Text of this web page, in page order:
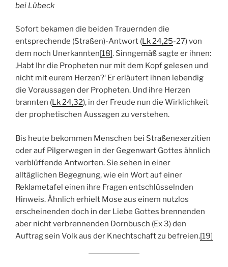
bei Lübeck
Sofort bekamen die beiden Trauernden die
entsprechende (Straßen)-Antwort (Lk 24,25-27) von
dem noch Unerkannten[18]. Sinngemäß sagte er ihnen:
‚Habt Ihr die Propheten nur mit dem Kopf gelesen und
nicht mit eurem Herzen?‘ Er erläutert ihnen lebendig
die Voraussagen der Propheten. Und ihre Herzen
brannten (Lk 24,32), in der Freude nun die Wirklichkeit
der prophetischen Aussagen zu verstehen.
Bis heute bekommen Menschen bei Straßenexerzitien
oder auf Pilgerwegen in der Gegenwart Gottes ähnlich
verblüffende Antworten. Sie sehen in einer
alltäglichen Begegnung, wie ein Wort auf einer
Reklametafel einen ihre Fragen entschlüsselnden
Hinweis. Ähnlich erhielt Mose aus einem nutzlos
erscheinenden doch in der Liebe Gottes brennenden
aber nicht verbrennenden Dornbusch (Ex 3) den
Auftrag sein Volk aus der Knechtschaft zu befreien.[19]